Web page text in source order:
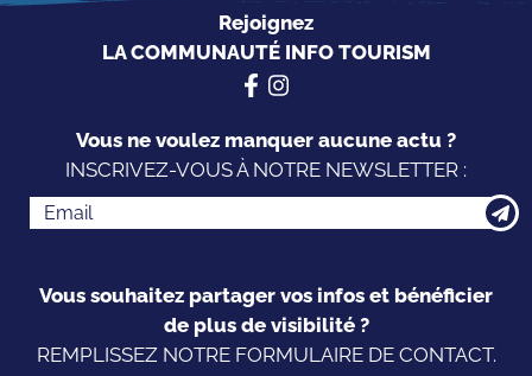
Rejoignez
LA COMMUNAUTÉ INFO TOURISM
Vous ne voulez manquer aucune actu ?
INSCRIVEZ-VOUS À NOTRE NEWSLETTER :
Vous souhaitez partager vos infos et bénéficier
de plus de visibilité ?
REMPLISSEZ NOTRE FORMULAIRE DE CONTACT.